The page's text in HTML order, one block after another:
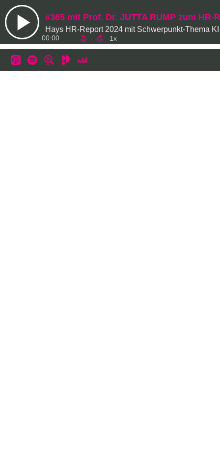
#365 mit Prof. Dr. JUTTA RUMP zum HR-
Hays HR-Report 2024 mit Schwerpunkt-Thema
00:00